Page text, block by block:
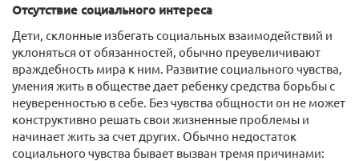
Отсутствие социального интереса
Дети, склонные избегать социальных взаимодействий и
уклоняться от обязанностей, обычно преувеличивают
враждебность мира к ним. Развитие социального чувства,
умения жить в обществе дает ребенку средства борьбы с
неуверенностью в себе. Без чувства общности он не может
конструктивно решать свои жизненные проблемы и
начинает жить за счет других. Обычно недостаток
социального чувства бывает вызван тремя причинами: